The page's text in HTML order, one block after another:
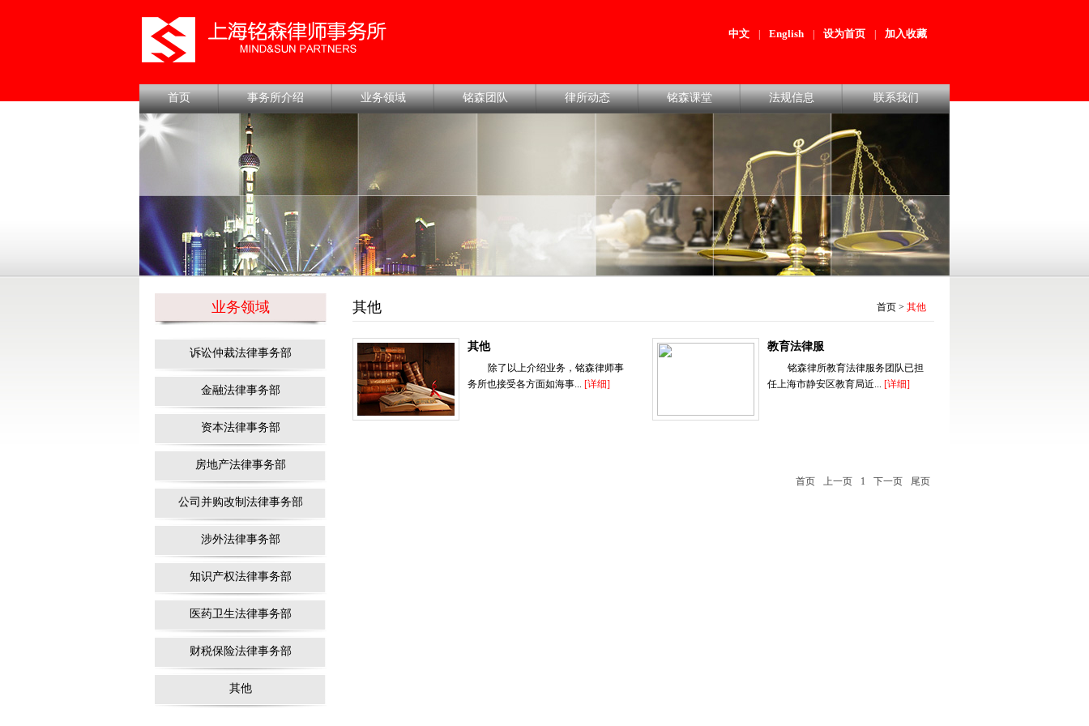
中文 English 设为首页 加入收藏
首页 事务所介绍 业务领域 铭森团队 律所动态 铭森课堂 法规信息 联系我们
业务领域
诉讼仲裁法律事务部
金融法律事务部
资本法律事务部
房地产法律事务部
公司并购改制法律事务部
涉外法律事务部
知识产权法律事务部
医药卫生法律事务部
财税保险法律事务部
其他
其他 首页 > 其他
其他
除了以上介绍业务，铭森律师事
务所也接受各方面如海事... [详细]
教育法律服
铭森律所教育法律服务团队已担
任上海市静安区教育局近... [详细]
首页 上一页 1 下一页 尾页